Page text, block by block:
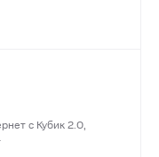
с Кубик 2.0,